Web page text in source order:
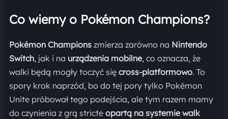
Co wiemy o Pokémon Champions?
Pokémon Championszmierza zarówno na Nintendo
Switch, jak i na urządzenia mobilne, co oznacza, że
walki będą mogły toczyć się cross-platformowo. To
spory krok naprzód, bo do tej pory tylko Pokémon
Unite próbował tego podejścia, ale tym razem mamy
do czynienia z grą stricte opartą na systemie walk